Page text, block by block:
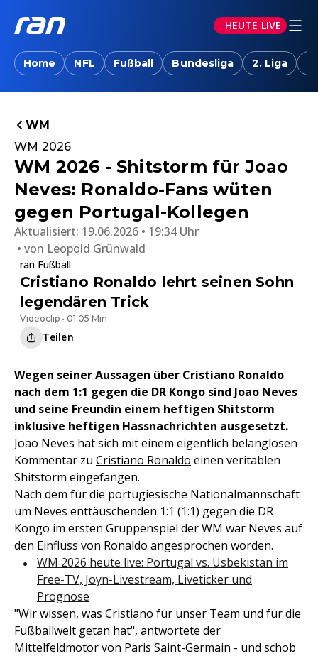
HEUTE LIVE
Home NFL Fußball Bundesliga 2. Liga
WM
WM 2026
WM 2026 - Shitstorm für Joao
Neves: Ronaldo-Fans wüten
gegen Portugal-Kollegen
Aktualisiert: 19.06.2026 • 19:34 Uhr
von Leopold Grünwald
ran Fußball
Cristiano Ronaldo lehrt seinen Sohn
legendären Trick
Videoclip • 01:05 Min
Teilen
Wegen seiner Aussagen über Cristiano Ronaldo
nach dem 1:1 gegen die DR Kongo sind Joao Neves
und seine Freundin einem heftigen Shitstorm
inklusive heftigen Hassnachrichten ausgesetzt.
Joao Neves hat sich mit einem eigentlich belanglosen
Kommentar zu Cristiano Ronaldo einen veritablen
Shitstorm eingefangen.
Nach dem für die portugiesische Nationalmannschaft
um Neves enttäuschenden 1:1 (1:1) gegen die DR
Kongo im ersten Gruppenspiel der WM war Neves auf
den Einfluss von Ronaldo angesprochen worden.
WM 2026 heute live: Portugal vs. Usbekistan im
Free-TV, Joyn-Livestream, Liveticker und
Prognose
"Wir wissen, was Cristiano für unser Team und für die
Fußballwelt getan hat", antwortete der
Mittelfeldmotor von Paris Saint-Germain - und schob